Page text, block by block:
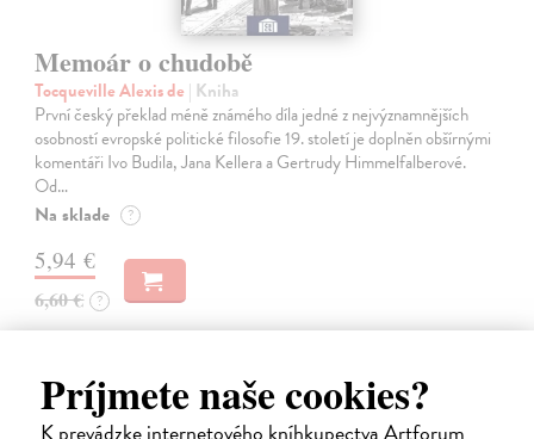
Príjmete naše cookies?
Memoár o chudobě
Tocqueville Alexis de | Kniha
První český překlad méně známého díla jedné z nejvýznamnějších
osobností evropské politické filosofie 19. století je doplněn obšírnými
komentáři Ivo Budila, Jana Kellera a Gertrudy Himmelfalberové.
Od…
Na sklade ?
5,94 €
6,60 € ?
na sklade
novinka